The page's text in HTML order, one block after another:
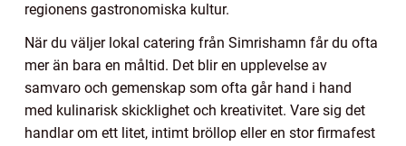
regionens gastronomiska kultur.
När du väljer lokal catering från Simrishamn får du ofta
mer än bara en måltid. Det blir en upplevelse av
samvaro och gemenskap som ofta går hand i hand
med kulinarisk skicklighet och kreativitet. Vare sig det
handlar om ett litet, intimt bröllop eller en stor firmafest